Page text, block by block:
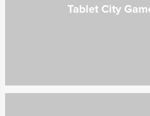
Tablet City